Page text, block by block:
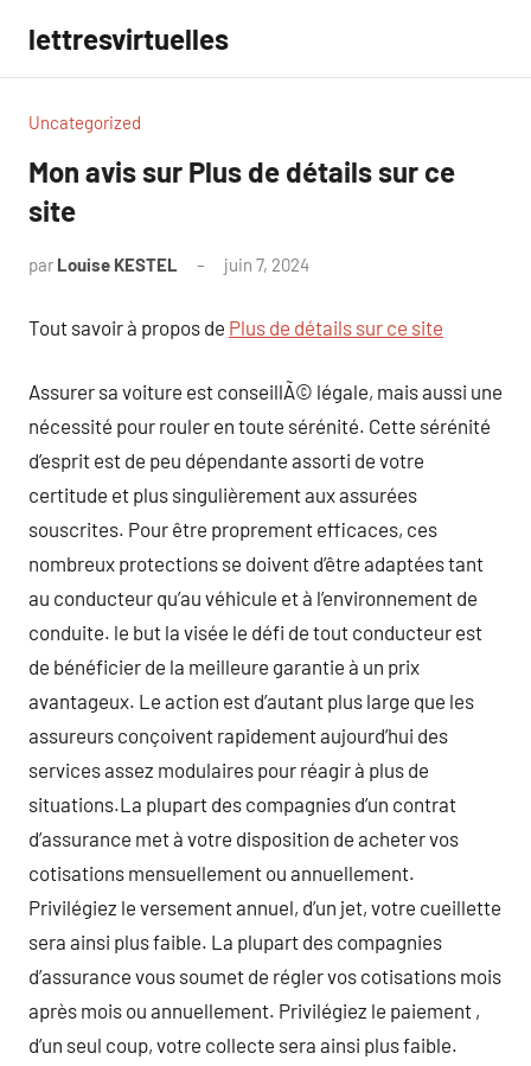
contenu
lettresvirtuelles
Uncategorized
Mon avis sur Plus de détails sur ce
site
par Louise KESTEL juin 7, 2024
Tout savoir à propos de Plus de détails sur ce site
Assurer sa voiture est conseillÃ© légale, mais aussi une
nécessité pour rouler en toute sérénité. Cette sérénité
d’esprit est de peu dépendante assorti de votre
certitude et plus singulièrement aux assurées
souscrites. Pour être proprement efficaces, ces
nombreux protections se doivent d’être adaptées tant
au conducteur qu’au véhicule et à l’environnement de
conduite. le but la visée le défi de tout conducteur est
de bénéficier de la meilleure garantie à un prix
avantageux. Le action est d’autant plus large que les
assureurs conçoivent rapidement aujourd’hui des
services assez modulaires pour réagir à plus de
situations.La plupart des compagnies d’un contrat
d’assurance met à votre disposition de acheter vos
cotisations mensuellement ou annuellement.
Privilégiez le versement annuel, d’un jet, votre cueillette
sera ainsi plus faible. La plupart des compagnies
d’assurance vous soumet de régler vos cotisations mois
après mois ou annuellement. Privilégiez le paiement ,
d’un seul coup, votre collecte sera ainsi plus faible.